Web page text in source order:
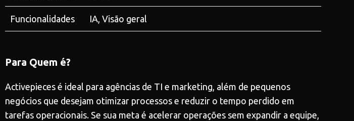
Funcionalidades IA, Visão geral
Para Quem é?
Activepieces é ideal para agências de TI e marketing, além de pequenos
negócios que desejam otimizar processos e reduzir o tempo perdido em
tarefas operacionais. Se sua meta é acelerar operações sem expandir a equipe,